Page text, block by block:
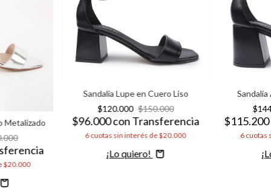
Metalizado
$20.000
Sandalia Lupe en Cuero Liso
$120.000 $150.000
$96.000conTransferencia
6cuotas sin interés de$20.000
Comprar
$115.200
6 cuotas